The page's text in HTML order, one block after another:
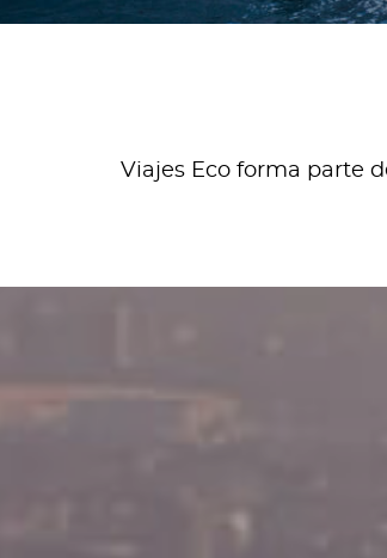
Viajes Eco forma parte